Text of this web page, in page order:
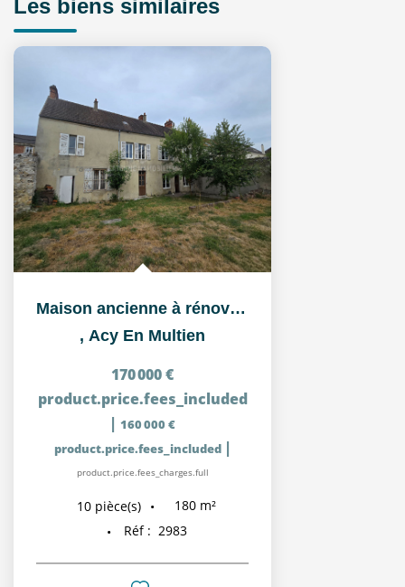
Les biens similaires
Maison ancienne à rénover à Acy-en-Multien (60620) - Grand...
, Acy En Multien
170 000 €
product.price.fees_included
| 160 000 €
product.price.fees_included |
product.price.fees_charges.full
10 pièce(s) 180 m²
Réf : 2983